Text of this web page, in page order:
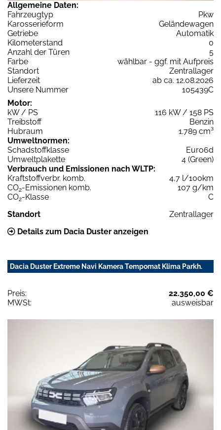
Allgemeine Daten:
Fahrzeugtyp
Pkw
Karosserieform
Geländewagen
Getriebe
Automatik
Kilometerstand
0
Anzahl der Türen
5
Farbe
wählbar - ggf. mit Aufpreis
Standort
Zentrallager
Lieferzeit
ab ca. 12.08.2026
Unsere Nummer
105439C
Motor:
kW / PS
116 kW / 158 PS
Treibstoff
Benzin
Hubraum
1.789 cm³
Umweltnormen:
Schadstoffklasse
Euro6d
Umweltplakette
4 (Green)
Verbrauch und Emissionen nach WLTP:
Kraftstoffverbr. komb.
4,7 l/100km
CO2-Emissionen komb.
107 g/km
CO2-Klasse
C
Standort
Zentrallager
Details zum Dacia Duster anzeigen
Dacia Duster Extreme Navi Kamera Tempomat Klima Parkh.
Preis:
22.350,00 €
MWSt:
ausweisbar